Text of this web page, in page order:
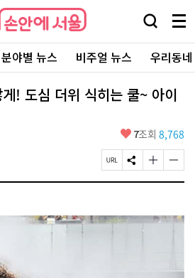
검
창
열
기
메
뉴
전
체
보
분야별 뉴스 비주얼 뉴스 우리동
! 도심 더위 식히는 쿨~ 아이
좋
요
7조회 8,768
페
이
R
L
복
S
N
유
하
글
자
크
게
글
자
작
게
기